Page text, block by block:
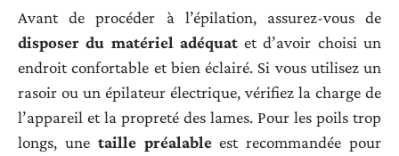
Avant de procéder à l’épilation, assurez-vous de
disposer du matériel adéquatet d’avoir choisi un
endroit confortable et bien éclairé. Si vous utilisez un
rasoir ou un épilateur électrique, vérifiez la charge de
l’appareil et la propreté des lames. Pour les poils trop
longs, une taille préalableest recommandée pour